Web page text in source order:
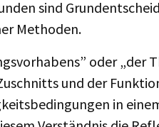
sind
Methoden.
oder
und der
in